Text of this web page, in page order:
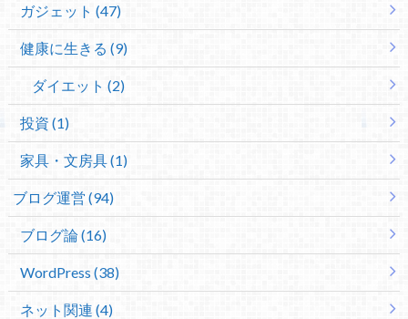
ガジェット (47)
健康に生きる (9)
ダイエット (2)
投資 (1)
家具・文房具 (1)
ブログ運営 (94)
ブログ論 (16)
WordPress (38)
ネット関連 (4)